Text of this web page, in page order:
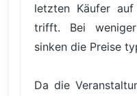
letzten Käufer
trifft. Bei
sinken die Preise
Da die